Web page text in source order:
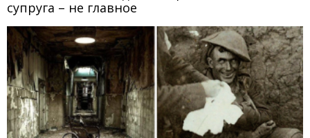
супруга – не главное